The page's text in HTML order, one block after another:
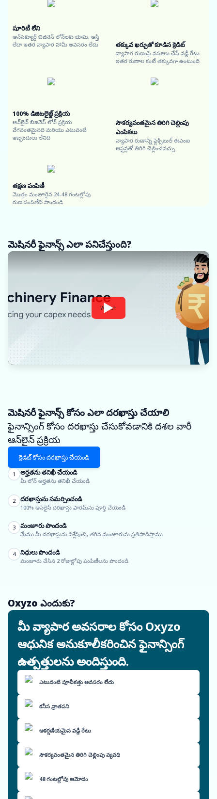
షూరిటీ లేని
అన్‌సెక్యూర్డ్ బిజినెస్ లోన్‌లకు భూమి, ఆస్తి
లేదా ఇతర వ్యాపార హామీ అవసరం లేదు
తక్కువ ఖర్చుతో కూడిన క్రెడిట్
వ్యాపార రుణంపై వసూలు చేసే వడ్డీ రేటు
ఇతర రుణాల కంటే తక్కువగా ఉంటుంది
100% డిజిటలైజ్డ్ ప్రక్రియ
ఆన్‌లైన్ బిజినెస్ లోన్ ప్రక్రియ
వేగవంతమైనది మరియు ఎటువంటి
ఇబ్బందులు లేనిది
సౌకర్యవంతమైన తిరిగి చెల్లింపు
ఎంపికలు
వ్యాపార రుణాన్ని ఫ్లెక్సిబుల్ ఈఎంఐ
ఆప్షన్లతో తిరిగి చెల్లించవచ్చు
తక్షణ పంపిణీ
మొత్తం మంజూరైన 24-48 గంటల్లోపు
రుణ పంపిణీని పొందండి
మెషినరీ ఫైనాన్స్ ఎలా పనిచేస్తుంది?
Watch
మెషినరీ ఫైనాన్స్ కోసం ఎలా దరఖాస్తు చేయాలి
ఫైనాన్సింగ్ కోసం దరఖాస్తు చేసుకోవడానికి దశల వారీ
ఆన్‌లైన్ ప్రక్రియ
క్రెడిట్ కోసం దరఖాస్తు చేయండి
1 అర్హతను తనిఖీ చేయండి
మీ లోన్ అర్హతను తనిఖీ చేయండి
2 దరఖాస్తును సమర్పించండి
100% ఆన్‌లైన్ దరఖాస్తు ఫారమ్‌ను పూర్తి చేయండి
3 మంజూరు పొందండి
మేము మీ దరఖాస్తును విశ్లేషించి, తగిన మంజూరును ప్రతిపాదిస్తాము
4 నిధులు పొందండి
మంజూరు చేసిన 2 రోజుల్లోపు పంపిణీలను పొందండి
Oxyzo ఎందుకు?
మీ వ్యాపార అవసరాల కోసం Oxyzo
ఆధునిక అనుకూలీకరించిన ఫైనాన్సింగ్
ఉత్పత్తులను అందిస్తుంది.
ఎటువంటి పూచీకత్తు అవసరం లేదు
కనీస వ్రాతపని
ఆకర్షణీయమైన వడ్డీ రేటు
సౌకర్యవంతమైన తిరిగి చెల్లింపు వ్యవధి
48 గంటల్లోపు ఆమోదం